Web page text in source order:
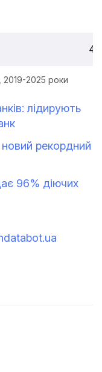
2019-2025 роки
лідирують
рекордний
96% діючих